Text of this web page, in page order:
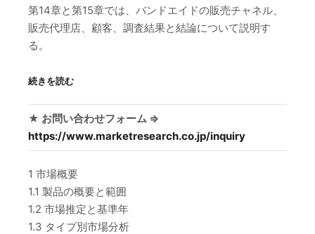
第14章と第15章では、バンドエイドの販売チャネル、
販売代理店、顧客、調査結果と結論について説明す
る。
続きを読む
★ お問い合わせフォーム ⇒
https://www.marketresearch.co.jp/inquiry
1 市場概要
1.1 製品の概要と範囲
1.2 市場推定と基準年
1.3 タイプ別市場分析